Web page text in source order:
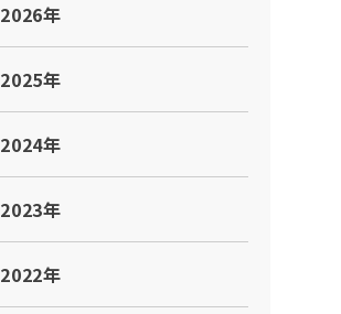
2026年
2025年
2024年
2023年
2022年